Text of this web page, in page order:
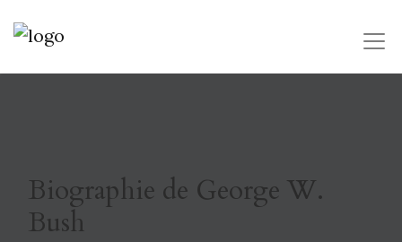
Biographie de George W.
Bush